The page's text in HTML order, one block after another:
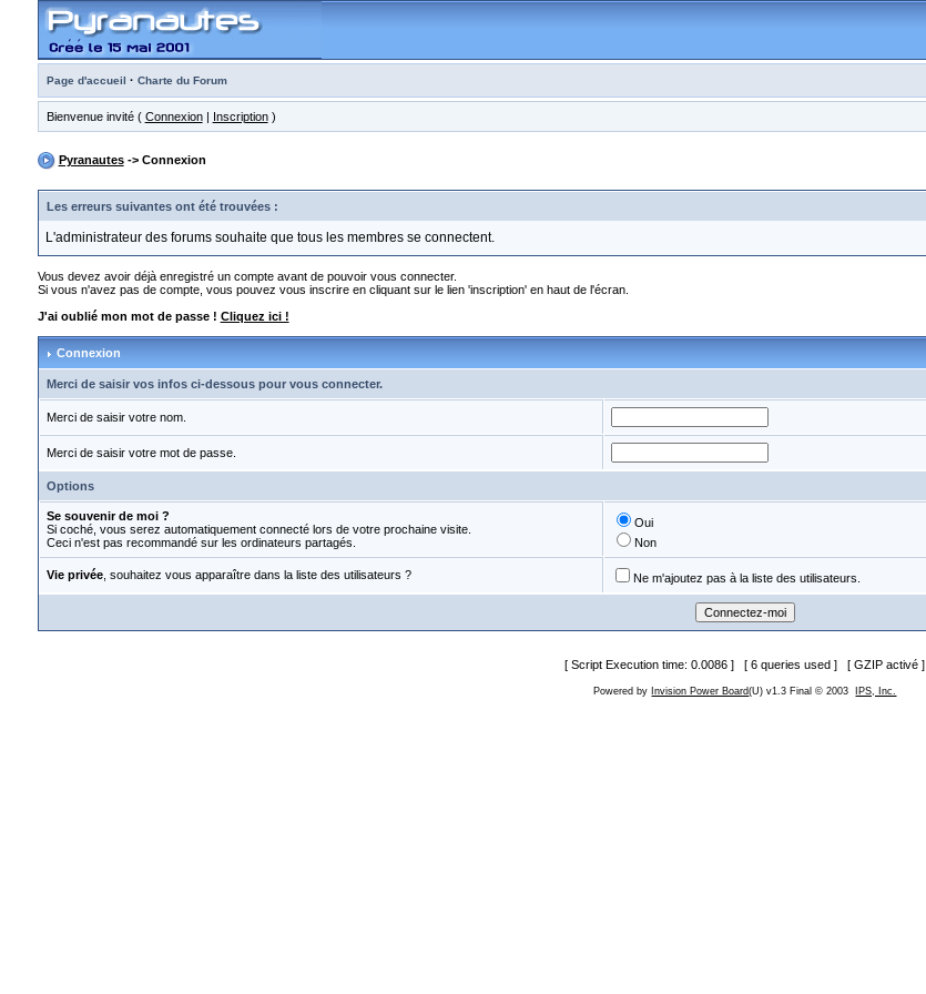
Page d'accueil · Charte du Forum
Bienvenue invité ( Connexion| Inscription)
Pyranautes-> Connexion
Les erreurs suivantes ont été trouvées :
L'administrateur des forums souhaite que tous les membres se connectent.
Vous devez avoir déjà enregistré un compte avant de pouvoir vous connecter.
Si vous n'avez pas de compte, vous pouvez vous inscrire en cliquant sur le lien 'inscription' en haut de l'écran.
J'ai oublié mon mot de passe ! Cliquez ici !
Connexion
Merci de saisir vos infos ci-dessous pour vous connecter.
Merci de saisir votre nom.
Merci de saisir votre mot de passe.
Options
Se souvenir de moi ?
Si coché, vous serez automatiquement connecté lors de votre prochaine visite.
Ceci n'est pas recommandé sur les ordinateurs partagés.
Oui
Non
Vie privée, souhaitez vous apparaître dans la liste des utilisateurs ? Ne m'ajoutez pas à la liste des utilisateurs.
[ Script Execution time: 0.0086 ] [ 6 queries used ] [ GZIP activé ]
Powered by Invision Power Board(U) v1.3 Final © 2003 IPS, Inc.